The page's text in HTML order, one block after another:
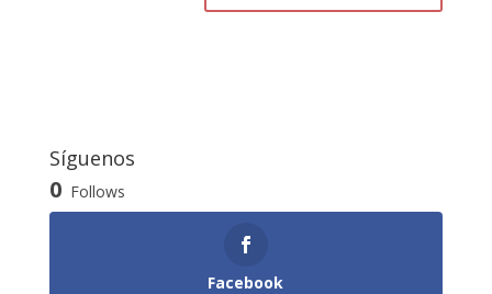
Síguenos
0 Follows
Facebook